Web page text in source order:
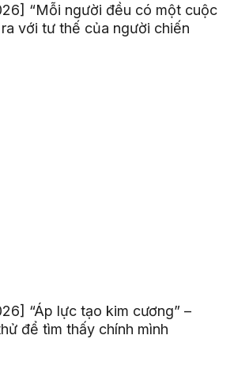
“Mỗi người đều có một cuộc
với tư thế của người chiến
“Áp lực tạo kim cương” –
để tìm thấy chính mình